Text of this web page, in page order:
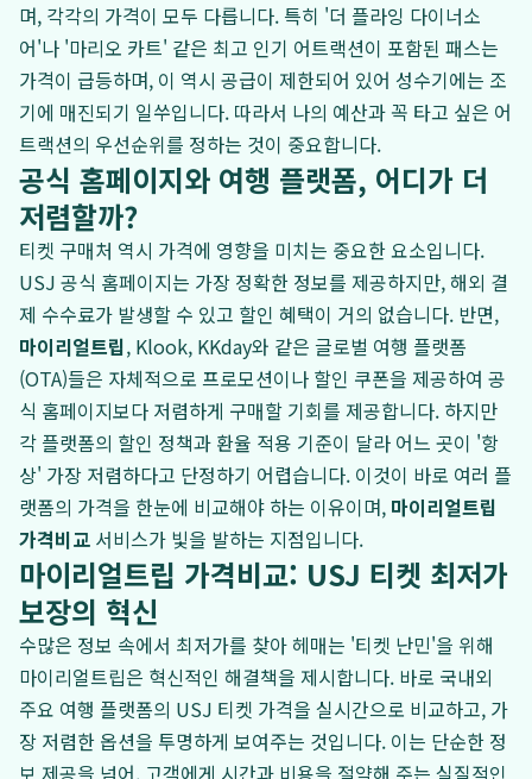
며, 각각의 가격이 모두 다릅니다. 특히 '더 플라잉 다이너소
어'나 '마리오 카트' 같은 최고 인기 어트랙션이 포함된 패스는
가격이 급등하며, 이 역시 공급이 제한되어 있어 성수기에는 조
기에 매진되기 일쑤입니다. 따라서 나의 예산과 꼭 타고 싶은 어
트랙션의 우선순위를 정하는 것이 중요합니다.
공식 홈페이지와 여행 플랫폼, 어디가 더
저렴할까?
티켓 구매처 역시 가격에 영향을 미치는 중요한 요소입니다.
USJ 공식 홈페이지는 가장 정확한 정보를 제공하지만, 해외 결
제 수수료가 발생할 수 있고 할인 혜택이 거의 없습니다. 반면,
마이리얼트립, Klook, KKday와 같은 글로벌 여행 플랫폼
(OTA)들은 자체적으로 프로모션이나 할인 쿠폰을 제공하여 공
식 홈페이지보다 저렴하게 구매할 기회를 제공합니다. 하지만
각 플랫폼의 할인 정책과 환율 적용 기준이 달라 어느 곳이 '항
상' 가장 저렴하다고 단정하기 어렵습니다. 이것이 바로 여러 플
랫폼의 가격을 한눈에 비교해야 하는 이유이며, 마이리얼트립
가격비교 서비스가 빛을 발하는 지점입니다.
마이리얼트립 가격비교: USJ 티켓 최저가
보장의 혁신
수많은 정보 속에서 최저가를 찾아 헤매는 '티켓 난민'을 위해
마이리얼트립은 혁신적인 해결책을 제시합니다. 바로 국내외
주요 여행 플랫폼의 USJ 티켓 가격을 실시간으로 비교하고, 가
장 저렴한 옵션을 투명하게 보여주는 것입니다. 이는 단순한 정
보 제공을 넘어, 고객에게 시간과 비용을 절약해 주는 실질적인